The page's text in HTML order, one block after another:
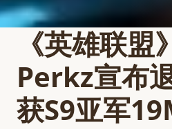
《英雄联
Perkz宣布
获S9亚军